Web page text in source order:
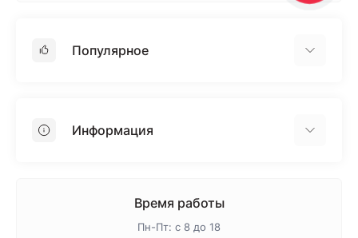
Популярное
ПенопластИнформация
Время работы
Пн-Пт: с 8 до 18